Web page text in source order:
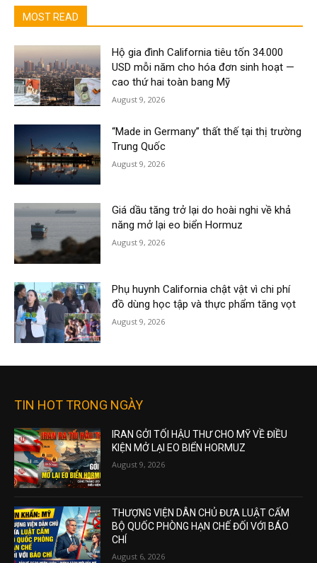
MOST READ
Hộ gia đình California tiêu tốn 34.000
USD mỗi năm cho hóa đơn sinh hoạt —
cao thứ hai toàn bang Mỹ
August 9, 2026
“Made in Germany” thất thế tại thị trường
Trung Quốc
August 9, 2026
Giá dầu tăng trở lại do hoài nghi về khả
năng mở lại eo biển Hormuz
August 9, 2026
Phụ huynh California chật vật vì chi phí
đồ dùng học tập và thực phẩm tăng vọt
August 9, 2026
TIN HOT TRONG NGÀY
IRAN GỞI TỐI HẬU THƯ CHO MỸ VỀ ĐIỀU
KIỆN MỞ LẠI EO BIỂN HORMUZ
August 9, 2026
THƯỢNG VIỆN DÂN CHỦ ĐƯA LUẬT CẤM
BỘ QUỐC PHÒNG HẠN CHẾ ĐỐI VỚI BÁO
CHÍ
August 6, 2026